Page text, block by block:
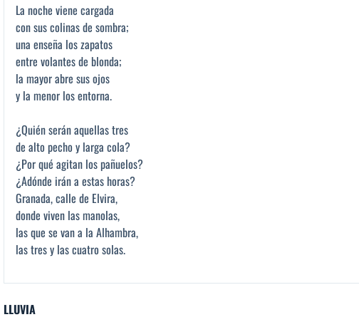
La noche viene cargada
con sus colinas de sombra;
una enseña los zapatos
entre volantes de blonda;
la mayor abre sus ojos
y la menor los entorna.
¿Quién serán aquellas tres
de alto pecho y larga cola?
¿Por qué agitan los pañuelos?
¿Adónde irán a estas horas?
Granada, calle de Elvira,
donde viven las manolas,
las que se van a la Alhambra,
las tres y las cuatro solas.
LLUVIA